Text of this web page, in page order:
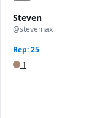
Steven
@stevemax
Rep: 25
1